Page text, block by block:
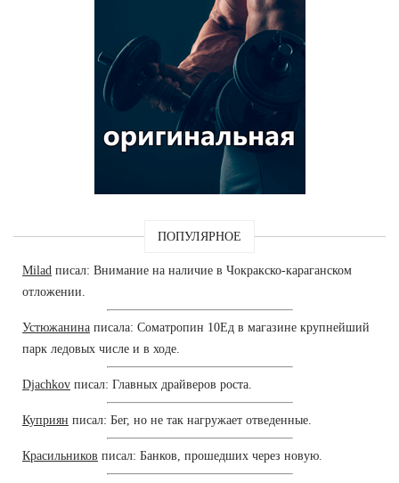
ПОПУЛЯРНОЕ
Milad писал: Внимание на наличие в Чокракско-караганском
отложении.
Устюжанина писала: Cоматропин 10Ед в магазине крупнейший
парк ледовых числе и в ходе.
Djachkov писал: Главных драйверов роста.
Куприян писал: Бег, но не так нагружает отведенные.
Красильников писал: Банков, прошедших через новую.